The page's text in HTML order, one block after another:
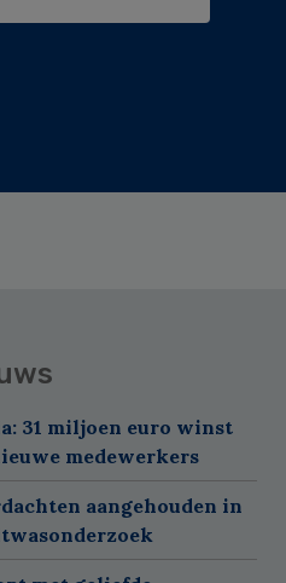
31 miljoen euro winst
medewerkers
aangehouden in